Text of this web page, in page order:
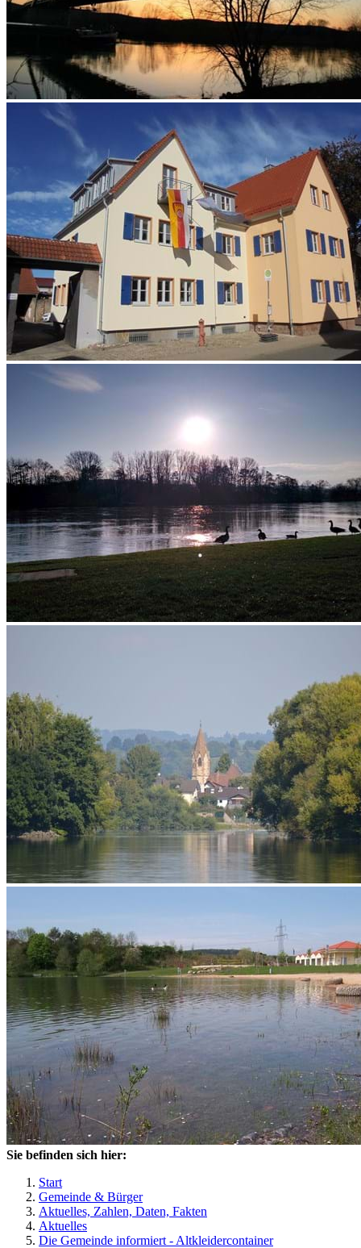
Sie befinden sich hier:
Start
Gemeinde & Bürger
Aktuelles, Zahlen, Daten, Fakten
Aktuelles
Die Gemeinde informiert - Altkleidercontainer